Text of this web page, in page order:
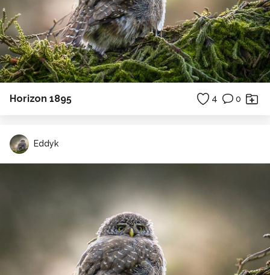
Horizon 1895 4 0
Eddyk